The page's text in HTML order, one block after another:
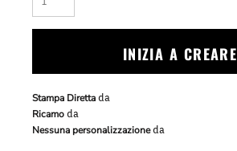
INIZIA A CREARE
Stampa Diretta da
Ricamo da
Nessuna personalizzazioneda